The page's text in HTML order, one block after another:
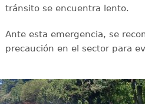
tránsito se encuentra lento.
Ante esta emergencia, se
precaución en el sector para